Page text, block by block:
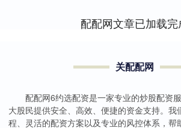
配配网文章已加载完
关配配网
配配网6约选配资是一家专业的炒股配资
大股民提供安全、高效、便捷的资金支持。我
程、灵活的配资方案以及专业的风控体系，帮